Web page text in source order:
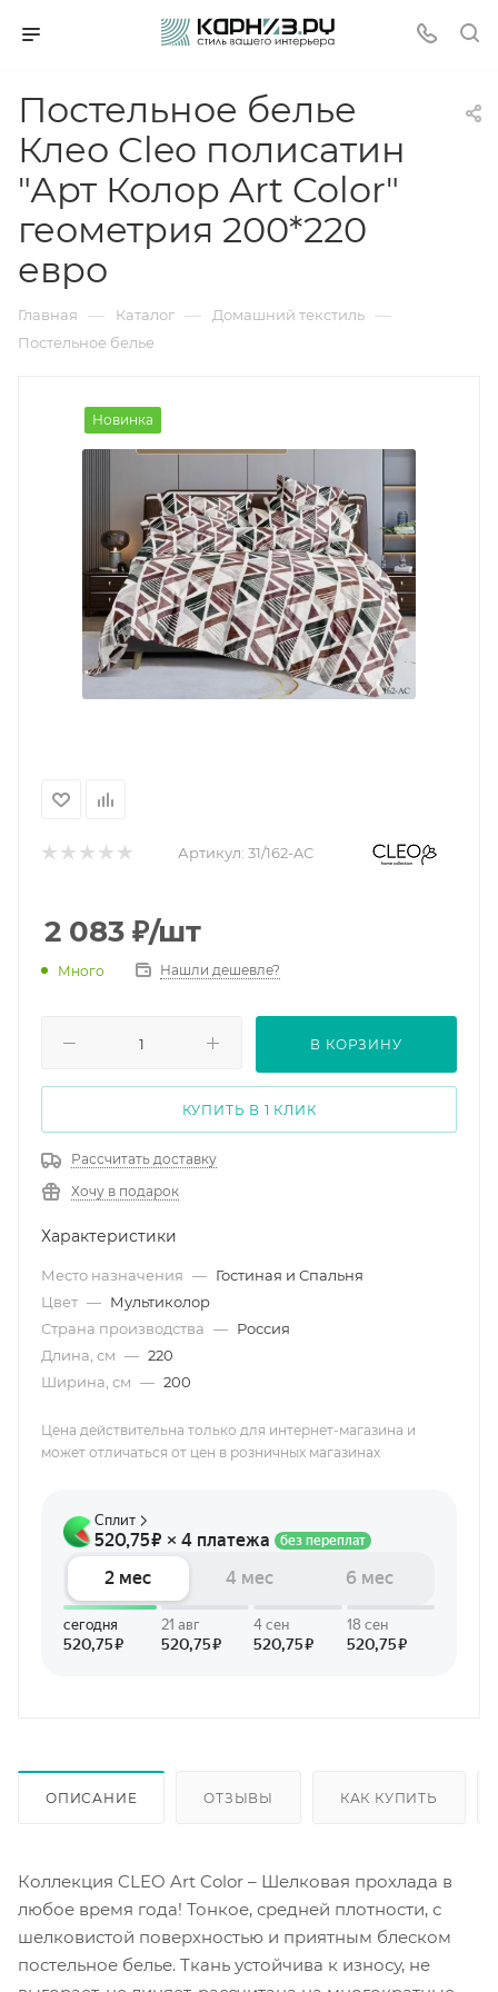
Постельное белье
Клео Cleo полисатин
"Арт Колор Art Color"
геометрия 200*220
евро
Главная — Каталог — Домашний текстиль —
Постельное белье
Новинка
Артикул: 31/162-AC
2 083 ₽/шт
Много Нашли дешевле?
В КОРЗИНУ
КУПИТЬ В 1 КЛИК
Рассчитать доставку
Хочу в подарок
Характеристики
Место назначения — Гостиная и Спальня
Цвет — Мультиколор
Страна производства — Россия
Длина, см — 220
Ширина, см — 200
Цена действительна только для интернет-магазина и
может отличаться от цен в розничных магазинах
ОПИСАНИЕ ОТЗЫВЫ КАК КУПИТЬ
Коллекция CLEO Art Color – Шелковая прохлада в
любое время года! Тонкое, средней плотности, с
шелковистой поверхностью и приятным блеском
постельное белье. Ткань устойчива к износу, не